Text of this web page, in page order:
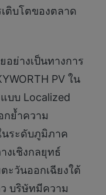
ติบโตของตลาด
อย่างเป็นทางการ
PV ใน
บบ Localized
กย้ำความ
นระดับภูมิภาค
งเชิงกลยุทธ์
ะวันออกเฉียงใต้
บริษัทมีความ